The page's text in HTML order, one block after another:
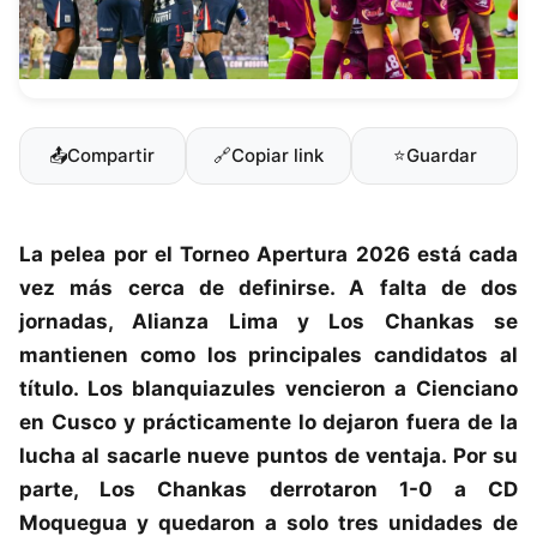
📤Compartir 🔗Copiar link ⭐Guardar
La pelea por el Torneo Apertura 2026está cada
vez más cerca de definirse. A falta de dos
jornadas, Alianza Lima y Los Chankas se
mantienen como los principales candidatos al
título. Los blanquiazules vencieron a Cienciano
en Cusco y prácticamente lo dejaron fuera de la
lucha al sacarle nueve puntos de ventaja. Por su
parte, Los Chankas derrotaron 1-0 a CD
Moquegua y quedaron a solo tres unidades de